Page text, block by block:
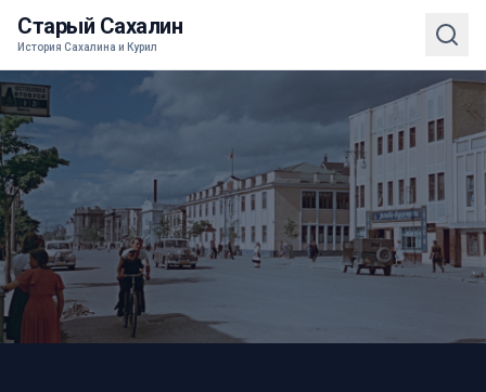
Старый Сахалин
История Сахалина и Курил